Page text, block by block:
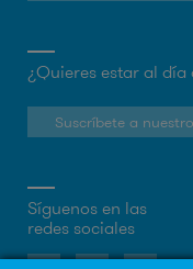
¿Quieres estar al día
Suscríbete a
Síguenos en las
redes sociales